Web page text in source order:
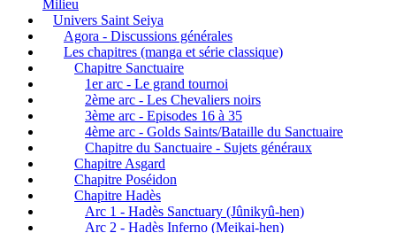
Milieu
Univers Saint Seiya
Agora - Discussions générales
Les chapitres (manga et série classique)
Chapitre Sanctuaire
1er arc - Le grand tournoi
2ème arc - Les Chevaliers noirs
3ème arc - Episodes 16 à 35
4ème arc - Golds Saints/Bataille du Sanctuaire
Chapitre du Sanctuaire - Sujets généraux
Chapitre Asgard
Chapitre Poséidon
Chapitre Hadès
Arc 1 - Hadès Sanctuary (Jûnikyû-hen)
Arc 2 - Hadès Inferno (Meikai-hen)